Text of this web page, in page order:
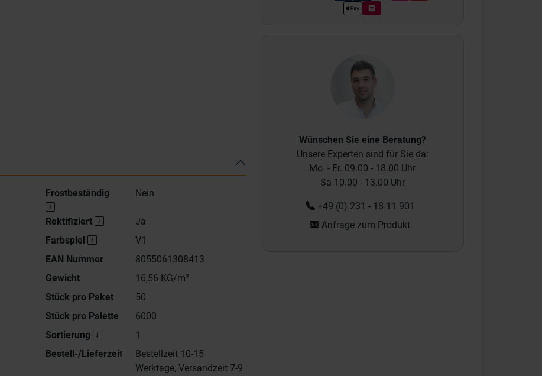
Frostbeständig Nein
Rektifiziert
Ja
Farbspiel
V1
EAN Nummer
8055061308413
Gewicht
16,56 KG/m²
Stück pro Paket
50
Stück pro Palette
6000
Sortierung
1
Bestell-/Lieferzeit
Bestellzeit 10-15
Werktage, Versandzeit 7-9
Wünschen Sie eine Beratung?
Unsere Experten sind für Sie da:
Mo. - Fr. 09.00 - 18.00 Uhr
Sa 10.00 - 13.00 Uhr
+49 (0) 231 - 18 11 901
Anfrage zum Produkt